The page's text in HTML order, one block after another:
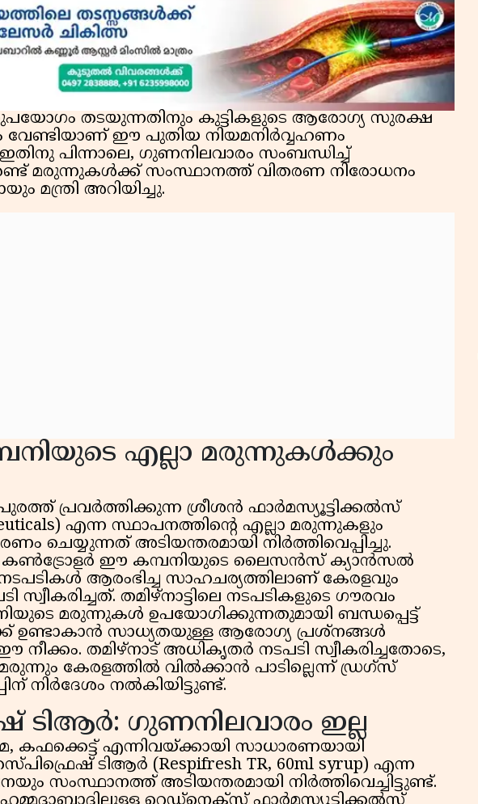
തടയുന്നതിനും കുട്ടികളുടെ ആരോഗ്യ സുരക്ഷ
വേണ്ടിയാണ് ഈ പുതിയ നിയമനിർവ്വഹണം
പിന്നാലെ, ഗുണനിലവാരം സംബന്ധിച്ച്
മരുന്നുകൾക്ക് സംസ്ഥാനത്ത് വിതരണ നിരോധനം
മന്ത്രി അറിയിച്ചു.
എല്ലാ മരുന്നുകൾക്കും
പ്രവർത്തിക്കുന്ന ശ്രീശൻ ഫാർമസ്യൂട്ടിക്കൽസ്
എന്ന സ്ഥാപനത്തിൻ്റെ എല്ലാ മരുന്നുകളും
ചെയ്യുന്നത് അടിയന്തരമായി നിർത്തിവെപ്പിച്ചു.
കൺട്രോളർ ഈ കമ്പനിയുടെ ലൈസൻസ് ക്യാൻസൽ
ആരംഭിച്ച സാഹചര്യത്തിലാണ് കേരളവും
തമിഴ്‌നാട്ടിലെ നടപടികളുടെ ഗൗരവം
മരുന്നുകൾ ഉപയോഗിക്കുന്നതുമായി ബന്ധപ്പെട്ട്
സാധ്യതയുള്ള ആരോഗ്യ പ്രശ്നങ്ങൾ
നീക്കം. തമിഴ്‌നാട് അധികൃതർ നടപടി സ്വീകരിച്ചതോടെ,
കേരളത്തിൽ വിൽക്കാൻ പാടില്ലെന്ന് ഡ്രഗ്സ്
നിർദേശം നൽകിയിട്ടുണ്ട്.
ടിആർ: ഗുണനിലവാരം ഇല്ല
കഫക്കെട്ട് എന്നിവയ്ക്കായി സാധാരണയായി
ടിആർ (Respifresh TR, 60ml syrup) എന്ന
സംസ്ഥാനത്ത് അടിയന്തരമായി നിർത്തിവെച്ചിട്ടുണ്ട്.